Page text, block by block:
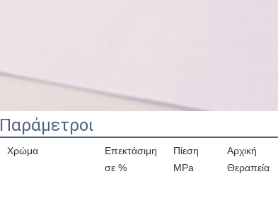
Παράμετροι
Χρώμα
Επεκτάσιμη
σε %
Πίεση
MPa
Αρχική
Θεραπεία